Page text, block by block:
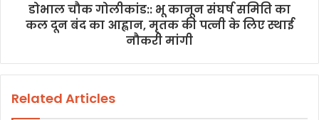
डोभाल चौक गोलीकांड:: भू कानून संघर्ष समिति का
कल दून बंद का आह्वान, मृतक की पत्नी के लिए स्थाई
नौकरी मांगी
Related Articles